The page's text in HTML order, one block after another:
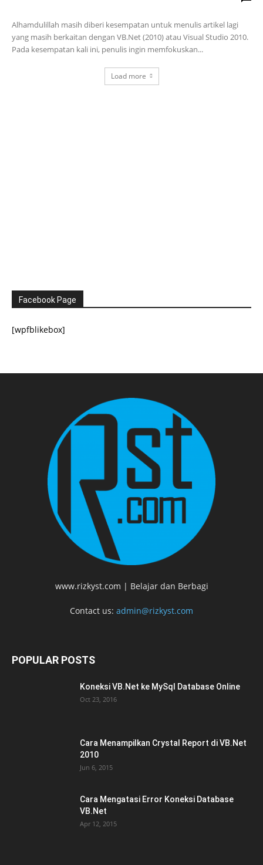
Alhamdulillah masih diberi kesempatan untuk menulis artikel lagi
yang masih berkaitan dengan VB.Net (2010) atau Visual Studio 2010.
Pada kesempatan kali ini, penulis ingin memfokuskan...
Load more
Facebook Page
[wpfblikebox]
www.rizkyst.com | Belajar dan Berbagi
Contact us: admin@rizkyst.com
POPULAR POSTS
Koneksi VB.Net ke MySql Database Online
Oct 23, 2016
Cara Menampilkan Crystal Report di VB.Net
2010
Jun 6, 2015
Cara Mengatasi Error Koneksi Database
VB.Net
Apr 12, 2015